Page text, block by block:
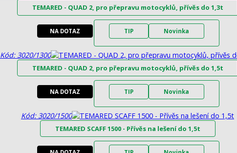
TEMARED - QUAD 2, pro přepravu motocyklů, přívěs do 1,3t
NA DOTAZ TIP Novinka
Kód: 3020/1300
TEMARED - QUAD 2, pro přepravu motocyklů, přívěs do 1,5t
NA DOTAZ TIP Novinka
Kód: 3020/1500
TEMARED SCAFF 1500 - Přívěs na lešení do 1,5t